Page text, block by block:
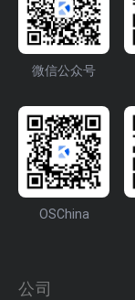
微信公众号
OSChina
公司